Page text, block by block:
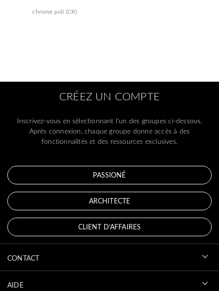
chrome poli (CR)
CRÉEZ UN COMPTE
Inscrivez-vous en sélectionnant l'un des groupes ci-dessous.
Après connexion, chaque groupe donne accès à des
fonctionnalités et des ressources exclusives.
PASSIONÉ
ARCHITECTE
CLIENT D’AFFAIRES
CONTACT
AIDE